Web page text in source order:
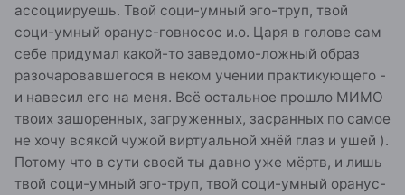
ассоциируешь. Твой соци-умный эго-труп, твой
соци-умный оранус-говносос и.о. Царя в голове сам
себе придумал какой-то заведомо-ложный образ
разочаровавшегося в неком учении практикующего -
и навесил его на меня. Всё остальное прошло МИМО
твоих зашоренных, загруженных, засранных по самое
не хочу всякой чужой виртуальной хнёй глаз и ушей ).
Потому что в сути своей ты давно уже мёртв, и лишь
твой соци-умный эго-труп, твой соци-умный оранус-